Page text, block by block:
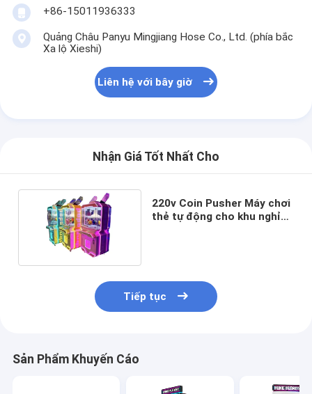
+86-15011936333
Quảng Châu Panyu Mingjiang Hose Co., Ltd. (phía bắc
Xa lộ Xieshi)
Liên hệ với bây giờ
Nhận Giá Tốt Nhất Cho
220v Coin Pusher Máy chơi
thẻ tự động cho khu nghỉ
Tiếp tục
Sản Phẩm Khuyến Cáo